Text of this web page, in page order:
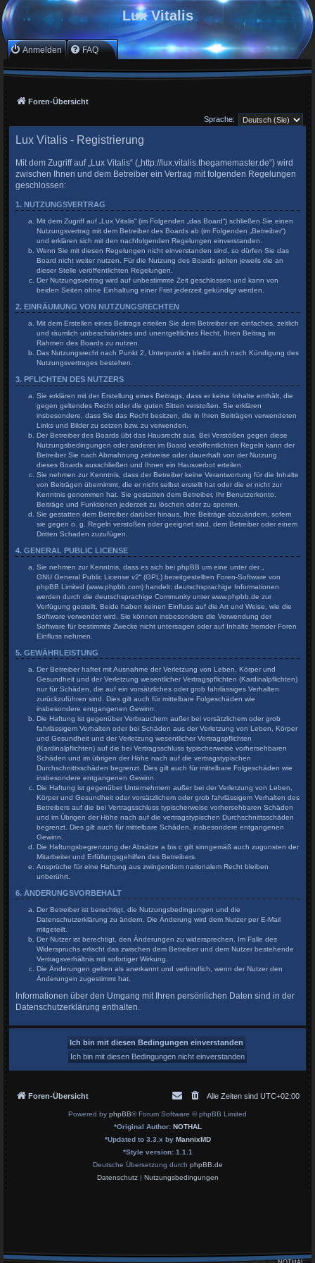
Lux Vitalis
Anmelden FAQ
Foren-Übersicht
Sprache:
Lux Vitalis - Registrierung
Mit dem Zugriff auf „Lux Vitalis“ („http://lux.vitalis.thegamemaster.de“) wird
zwischen Ihnen und dem Betreiber ein Vertrag mit folgenden Regelungen
geschlossen:
1. NUTZUNGSVERTRAG
Mit dem Zugriff auf „Lux Vitalis“ (im Folgenden „das Board“) schließen Sie einen
Nutzungsvertrag mit dem Betreiber des Boards ab (im Folgenden „Betreiber“)
und erklären sich mit den nachfolgenden Regelungen einverstanden.
Wenn Sie mit diesen Regelungen nicht einverstanden sind, so dürfen Sie das
Board nicht weiter nutzen. Für die Nutzung des Boards gelten jeweils die an
dieser Stelle veröffentlichten Regelungen.
Der Nutzungsvertrag wird auf unbestimmte Zeit geschlossen und kann von
beiden Seiten ohne Einhaltung einer Frist jederzeit gekündigt werden.
2. EINRÄUMUNG VON NUTZUNGSRECHTEN
Mit dem Erstellen eines Beitrags erteilen Sie dem Betreiber ein einfaches, zeitlich
und räumlich unbeschränktes und unentgeltliches Recht, Ihren Beitrag im
Rahmen des Boards zu nutzen.
Das Nutzungsrecht nach Punkt 2, Unterpunkt a bleibt auch nach Kündigung des
Nutzungsvertrages bestehen.
3. PFLICHTEN DES NUTZERS
Sie erklären mit der Erstellung eines Beitrags, dass er keine Inhalte enthält, die
gegen geltendes Recht oder die guten Sitten verstoßen. Sie erklären
insbesondere, dass Sie das Recht besitzen, die in Ihren Beiträgen verwendeten
Links und Bilder zu setzen bzw. zu verwenden.
Der Betreiber des Boards übt das Hausrecht aus. Bei Verstößen gegen diese
Nutzungsbedingungen oder anderer im Board veröffentlichten Regeln kann der
Betreiber Sie nach Abmahnung zeitweise oder dauerhaft von der Nutzung
dieses Boards ausschließen und Ihnen ein Hausverbot erteilen.
Sie nehmen zur Kenntnis, dass der Betreiber keine Verantwortung für die Inhalte
von Beiträgen übernimmt, die er nicht selbst erstellt hat oder die er nicht zur
Kenntnis genommen hat. Sie gestatten dem Betreiber, Ihr Benutzerkonto,
Beiträge und Funktionen jederzeit zu löschen oder zu sperren.
Sie gestatten dem Betreiber darüber hinaus, Ihre Beiträge abzuändern, sofern
sie gegen o. g. Regeln verstoßen oder geeignet sind, dem Betreiber oder einem
Dritten Schaden zuzufügen.
4. GENERAL PUBLIC LICENSE
Sie nehmen zur Kenntnis, dass es sich bei phpBB um eine unter der „
GNU General Public License v2“ (GPL) bereitgestellten Foren-Software von
phpBB Limited (www.phpbb.com) handelt; deutschsprachige Informationen
werden durch die deutschsprachige Community unter www.phpbb.de zur
Verfügung gestellt. Beide haben keinen Einfluss auf die Art und Weise, wie die
Software verwendet wird. Sie können insbesondere die Verwendung der
Software für bestimmte Zwecke nicht untersagen oder auf Inhalte fremder Foren
Einfluss nehmen.
5. GEWÄHRLEISTUNG
Der Betreiber haftet mit Ausnahme der Verletzung von Leben, Körper und
Gesundheit und der Verletzung wesentlicher Vertragspflichten (Kardinalpflichten)
nur für Schäden, die auf ein vorsätzliches oder grob fahrlässiges Verhalten
zurückzuführen sind. Dies gilt auch für mittelbare Folgeschäden wie
insbesondere entgangenen Gewinn.
Die Haftung ist gegenüber Verbrauchern außer bei vorsätzlichem oder grob
fahrlässigem Verhalten oder bei Schäden aus der Verletzung von Leben, Körper
und Gesundheit und der Verletzung wesentlicher Vertragspflichten
(Kardinalpflichten) auf die bei Vertragsschluss typischerweise vorhersehbaren
Schäden und im übrigen der Höhe nach auf die vertragstypischen
Durchschnittsschäden begrenzt. Dies gilt auch für mittelbare Folgeschäden wie
insbesondere entgangenen Gewinn.
Die Haftung ist gegenüber Unternehmern außer bei der Verletzung von Leben,
Körper und Gesundheit oder vorsätzlichem oder grob fahrlässigem Verhalten des
Betreibers auf die bei Vertragsschluss typischerweise vorhersehbaren Schäden
und im Übrigen der Höhe nach auf die vertragstypischen Durchschnittsschäden
begrenzt. Dies gilt auch für mittelbare Schäden, insbesondere entgangenen
Gewinn.
Die Haftungsbegrenzung der Absätze a bis c gilt sinngemäß auch zugunsten der
Mitarbeiter und Erfüllungsgehilfen des Betreibers.
Ansprüche für eine Haftung aus zwingendem nationalem Recht bleiben
unberührt.
6. ÄNDERUNGSVORBEHALT
Der Betreiber ist berechtigt, die Nutzungsbedingungen und die
Datenschutzerklärung zu ändern. Die Änderung wird dem Nutzer per E-Mail
mitgeteilt.
Der Nutzer ist berechtigt, den Änderungen zu widersprechen. Im Falle des
Widerspruchs erlischt das zwischen dem Betreiber und dem Nutzer bestehende
Vertragsverhältnis mit sofortiger Wirkung.
Die Änderungen gelten als anerkannt und verbindlich, wenn der Nutzer den
Änderungen zugestimmt hat.
Informationen über den Umgang mit Ihren persönlichen Daten sind in der
Datenschutzerklärung enthalten.
Foren-Übersicht Alle Zeiten sind UTC+02:00
Powered by phpBB® Forum Software © phpBB Limited
*Original Author: NOTHAL
*Updated to 3.3.x by MannixMD
*Style version: 1.1.1
Deutsche Übersetzung durch phpBB.de
Datenschutz| Nutzungsbedingungen